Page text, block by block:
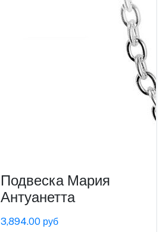
Подвеска Мария
Антуанетта
3,894.00 руб